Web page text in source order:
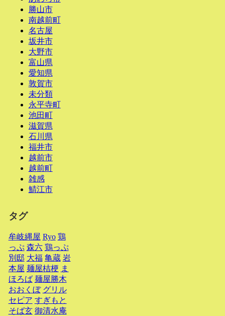
勝山市
南越前町
名古屋
坂井市
大野市
富山県
愛知県
敦賀市
未分類
永平寺町
池田町
滋賀県
石川県
福井市
越前市
越前町
雑感
鯖江市
タグ
牟岐縄屋 Ryo 鶏
っぷ 森六 鶏っぷ
別邸 大福 亀蔵 岩
本屋 麺屋桔梗 ま
ほろば 麺屋勝木
おおくぼ グリル
セピア すぎもと
そば玄 御清水庵